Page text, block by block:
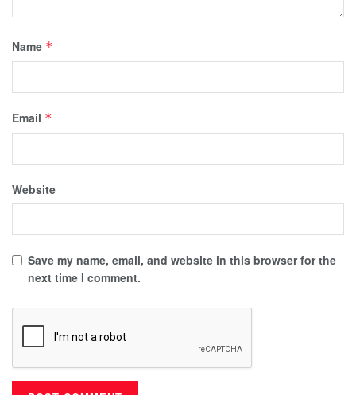
Name *
Email *
Website
Save my name, email, and website in this browser for the
next time I comment.